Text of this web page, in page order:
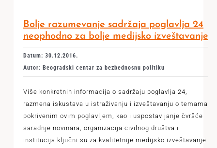
Bolje razumevanje sadržaja poglavlja 24
neophodno za bolje medijsko izveštavanje
Datum: 30.12.2016.
Autor: Beogradski centar za bezbednosnu politiku
Više konkretnih informacija o sadržaju poglavlja 24,
razmena iskustava u istraživanju i izveštavanju o temama
pokrivenim ovim poglavljem, kao i uspostavljanje čvršće
saradnje novinara, organizacija civilnog društva i
institucija ključni su za kvalitetnije medijsko izveštavanje